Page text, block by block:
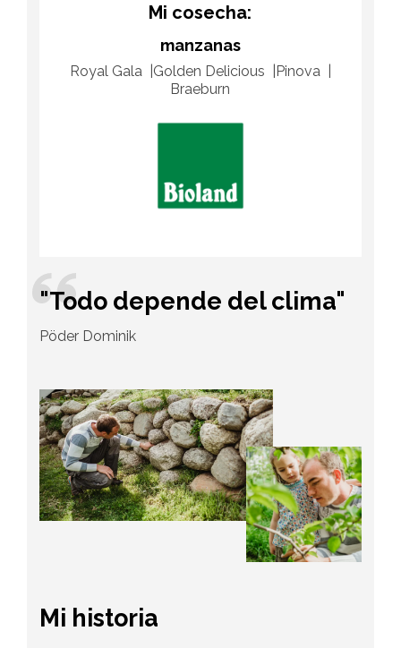
Mi cosecha:
manzanas
Royal Gala Golden Delicious
Pinova
Braeburn
"Todo depende del clima"
Pöder Dominik
Mi historia